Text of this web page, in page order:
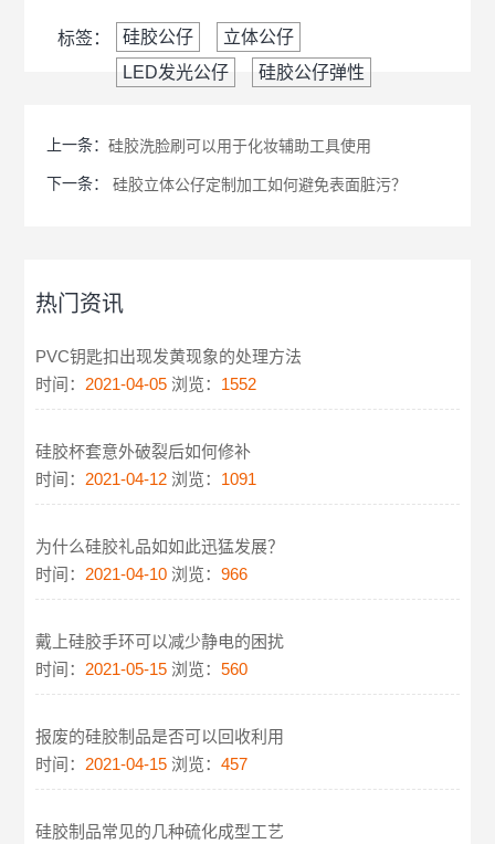
标签： 硅胶公仔
立体公仔
LED发光公仔
硅胶公仔弹性
上一条：硅胶洗脸刷可以用于化妆辅助工具使用
下一条：硅胶立体公仔定制加工如何避免表面脏污？
热门资讯
PVC钥匙扣出现发黄现象的处理方法
时间： 2021-04-05 浏览： 1552
硅胶杯套意外破裂后如何修补
时间： 2021-04-12 浏览： 1091
为什么硅胶礼品如如此迅猛发展？
时间： 2021-04-10 浏览：966
戴上硅胶手环可以减少静电的困扰
时间： 2021-05-15 浏览：560
报废的硅胶制品是否可以回收利用
时间： 2021-04-15 浏览：457
硅胶制品常见的几种硫化成型工艺